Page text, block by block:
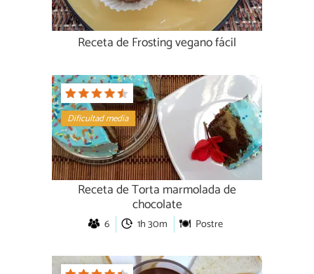
Receta de Frosting vegano fácil
Dificultad media
Receta de Torta marmolada de
chocolate
6 1h 30m Postre